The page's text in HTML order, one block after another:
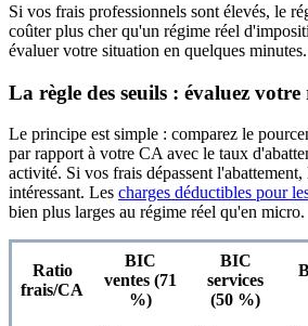
Si vos frais professionnels sont élevés, le
coûter plus cher qu'un régime réel
évaluer votre situation en quelques minutes.
La règle des seuils : évaluez
Le principe est simple : comparez le
par rapport à votre CA avec le taux
activité. Si vos frais dépassent
intéressant. Les charges déductibles pour
bien plus larges au régime réel qu'en micro.
Ratio
frais/CA
BIC
ventes (71
%)
BIC
services
(50 %)